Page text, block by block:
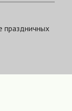
праздничных